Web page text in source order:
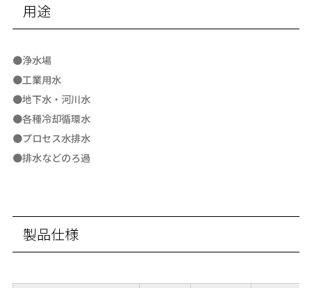
用途
●浄水場
●工業用水
●地下水・河川水
●各種冷却循環水
●プロセス水排水
●排水などのろ過
製品仕様